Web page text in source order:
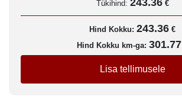
Tükihind: 243.36 €
Hind Kokku: 243.36 €
Hind Kokku km-ga: 301.77
Lisa tellimusele